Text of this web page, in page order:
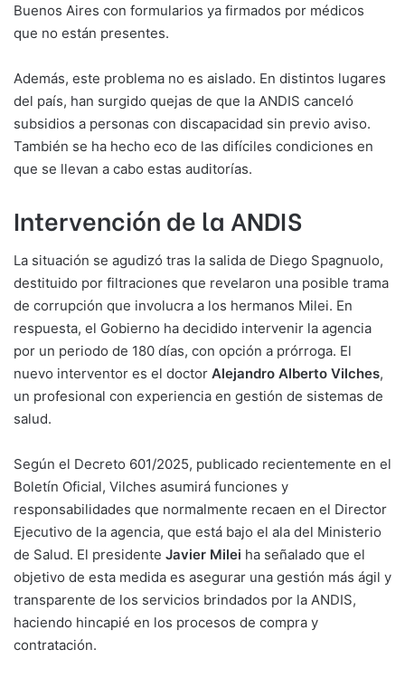
Buenos Aires con formularios ya firmados por médicos
que no están presentes.
Además, este problema no es aislado. En distintos lugares
del país, han surgido quejas de que la ANDIS canceló
subsidios a personas con discapacidad sin previo aviso.
También se ha hecho eco de las difíciles condiciones en
que se llevan a cabo estas auditorías.
Intervención de la ANDIS
La situación se agudizó tras la salida de Diego Spagnuolo,
destituido por filtraciones que revelaron una posible trama
de corrupción que involucra a los hermanos Milei. En
respuesta, el Gobierno ha decidido intervenir la agencia
por un periodo de 180 días, con opción a prórroga. El
nuevo interventor es el doctor Alejandro Alberto Vilches,
un profesional con experiencia en gestión de sistemas de
salud.
Según el Decreto 601/2025, publicado recientemente en el
Boletín Oficial, Vilches asumirá funciones y
responsabilidades que normalmente recaen en el Director
Ejecutivo de la agencia, que está bajo el ala del Ministerio
de Salud. El presidente Javier Milei ha señalado que el
objetivo de esta medida es asegurar una gestión más ágil y
transparente de los servicios brindados por la ANDIS,
haciendo hincapié en los procesos de compra y
contratación.